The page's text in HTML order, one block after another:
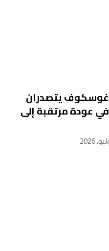
يتصدران
نزالات UFC في عودة مرتقبة إلى